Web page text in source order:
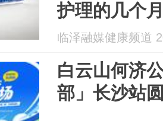
护理的几个
临泽融媒健康频道
白云山何济
部」长沙站